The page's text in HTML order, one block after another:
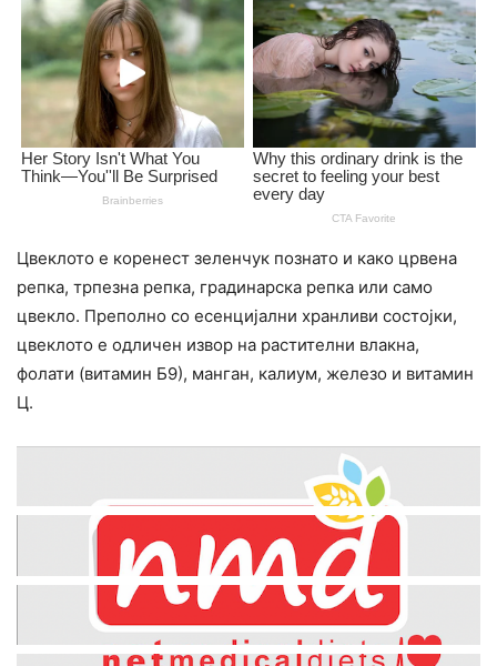
Цвеклото е коренест зеленчук познато и како црвена
репка, трпезна репка, градинарска репка или само
цвекло. Преполно со есенцијални хранливи состојки,
цвеклото е одличен извор на растителни влакна,
фолати (витамин Б9), манган, калиум, железо и витамин
Ц.